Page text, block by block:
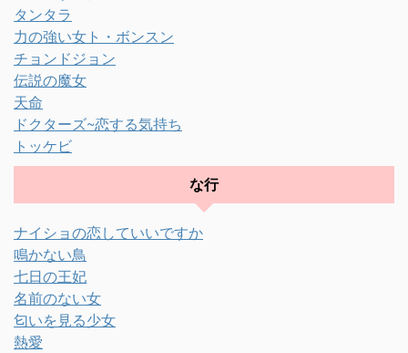
タンタラ
力の強い女ト・ボンスン
チョンドジョン
伝説の魔女
天命
ドクターズ~恋する気持ち
トッケビ
な行
ナイショの恋していいですか
鳴かない鳥
七日の王妃
名前のない女
匂いを見る少女
熱愛